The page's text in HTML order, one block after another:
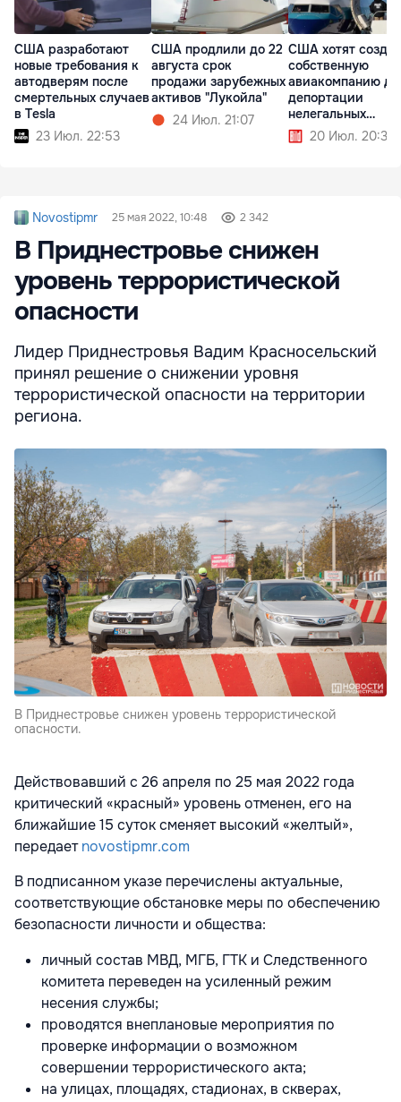
США разработают
новые требования к
автодверям после
смертельных случаев
в Tesla
23 Июл. 22:53
США продлили до 22
августа срок
продажи зарубежных
активов "Лукойла"
24 Июл. 21:07
США хотят
собственную
авиакомпанию
депортации
нелегальных
мигрантов
20 Июл. 20:32
Novostipmr 25 мая 2022, 10:48 2 342
В Приднестровье снижен
уровень террористической
опасности
Лидер Приднестровья Вадим Красносельский
принял решение о снижении уровня
террористической опасности на территории
региона.
В Приднестровье снижен уровень террористической
опасности.
Действовавший с 26 апреля по 25 мая 2022 года
критический «красный» уровень отменен, его на
ближайшие 15 суток сменяет высокий «желтый»,
передаетnovostipmr.com
В подписанном указе перечислены актуальные,
соответствующие обстановке меры по обеспечению
безопасности личности и общества:
личный состав МВД, МГБ, ГТК и Следственного
комитета переведен на усиленный режим
несения службы;
проводятся внеплановые мероприятия по
проверке информации о возможном
совершении террористического акта;
на улицах, площадях, стадионах, в скверах,